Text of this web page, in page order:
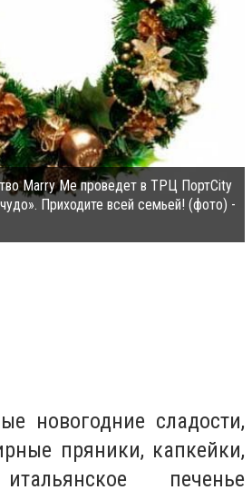
Marry Me проведет в ТРЦ ПортCity
Приходите всей семьей! (фото) -
новогодние сладости,
пряники, капкейки,
печенье